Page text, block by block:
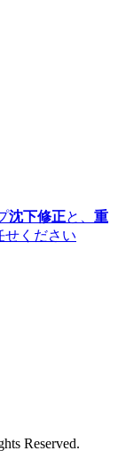
沈下修正と、 重
せください
Reserved.